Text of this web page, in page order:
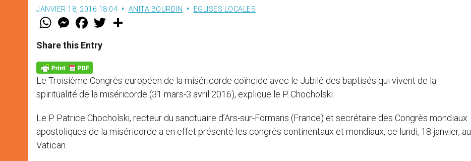
JANVIER 18, 2016 18:04 ANITA BOURDIN EGLISES LOCALES
W
t
s
A
p
p
M
e
s
e
n
g
e
r
F
a
e
b
o
k
w
Share this Entry
Le Troisième Congrès européen de la miséricorde coïncide avec le Jubilé des baptisés qui vivent de la
spiritualité de la miséricorde (31 mars-3 avril 2016), explique le P. Chocholski.
Le P. Patrice Chocholski, recteur du sanctuaire d’Ars-sur-Formans (France) et secrétaire des Congrès mondiaux
apostoliques de la miséricorde a en effet présenté les congrès continentaux et mondiaux, ce lundi, 18 janvier, au
Vatican.